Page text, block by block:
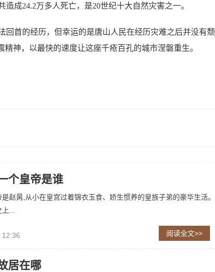
成24.2万多人死亡，是20世纪十大自然灾害之一。
回首的经历，但幸运的是唐山人民在经历灾难之后并没有颓
神，以最快的速度让这座千疮百孔的城市涅磐重生。
个皇帝是谁
赵昺,从小在皇宫过着锦衣玉食、娇生惯养的皇族子弟的豪华生活。
...
12:36 阅读全文>>
居在哪